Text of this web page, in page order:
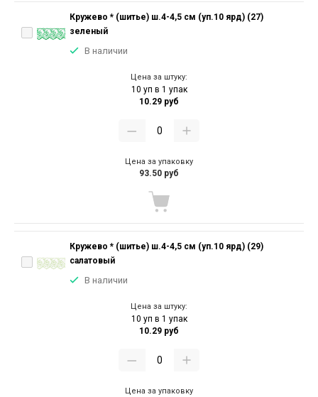
Кружево * (шитье) ш.4-4,5 см (уп.10 ярд) (27)
зеленый
В наличии
Цена за штуку:
10 уп в 1 упак
10.29 руб
Цена за упаковку
93.50 руб
Кружево * (шитье) ш.4-4,5 см (уп.10 ярд) (29)
салатовый
В наличии
Цена за штуку:
10 уп в 1 упак
10.29 руб
Цена за упаковку